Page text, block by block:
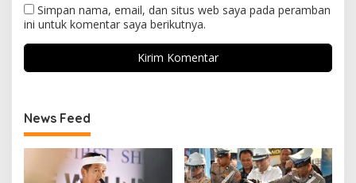
Simpan nama, email, dan situs web saya pada peramban
ini untuk komentar saya berikutnya.
News Feed